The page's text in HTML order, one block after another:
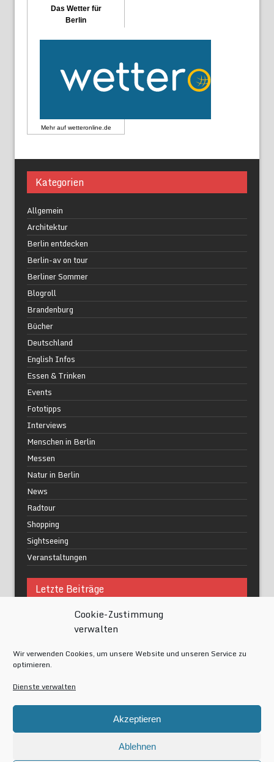
Cookie-Zustimmung
verwalten
Wir verwenden Cookies, um unsere Website und unseren Service zu
optimieren.
Dienste verwalten
Akzeptieren
Ablehnen
Das Wetter für
Berlin
Mehr auf wetteronline.de
Kategorien
Allgemein
Architektur
Berlin entdecken
Berlin-av on tour
Berliner Sommer
Blogroll
Brandenburg
Bücher
Deutschland
English Infos
Essen & Trinken
Events
Fototipps
Interviews
Menschen in Berlin
Messen
Natur in Berlin
News
Radtour
Shopping
Sightseeing
Veranstaltungen
Letzte Beiträge
Was macht urbane Lebensqualität wirklich aus?
Grüne Oasen in Berlin
Festival of Lights Berlin 2024
Gesund schlafen im modernen Alltag